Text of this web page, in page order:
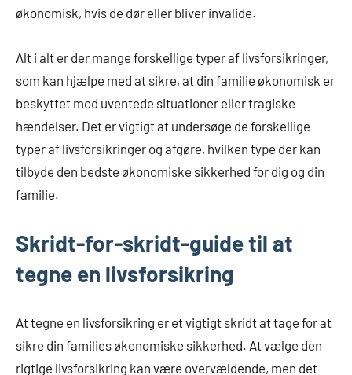
økonomisk, hvis de dør eller bliver invalide.
Alt i alt er der mange forskellige typer af livsforsikringer,
som kan hjælpe med at sikre, at din familie økonomisk er
beskyttet mod uventede situationer eller tragiske
hændelser. Det er vigtigt at undersøge de forskellige
typer af livsforsikringer og afgøre, hvilken type der kan
tilbyde den bedste økonomiske sikkerhed for dig og din
familie.
Skridt-for-skridt-guide til at
tegne en livsforsikring
At tegne en livsforsikring er et vigtigt skridt at tage for at
sikre din families økonomiske sikkerhed. At vælge den
rigtige livsforsikring kan være overvældende, men det